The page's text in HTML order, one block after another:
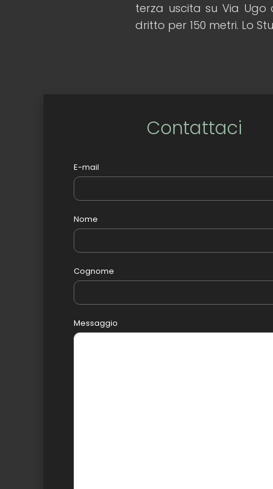
terza uscita su Via Ugo
dritto per 150 metri. Lo
Contattaci
E-mail
Nome
Cognome
Messaggio